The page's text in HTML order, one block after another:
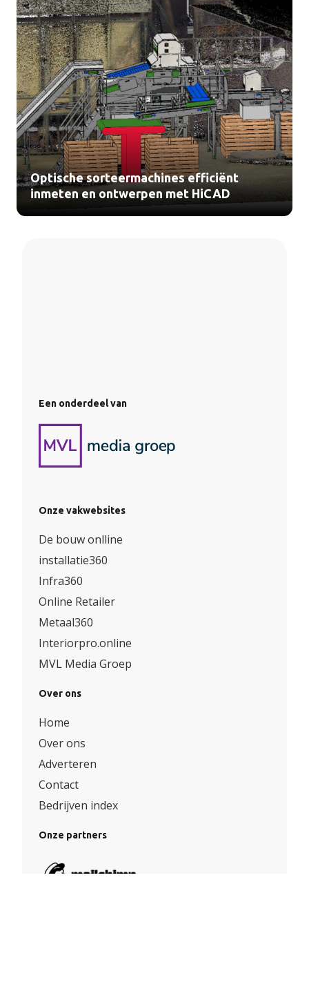
Optische sorteermachines efficiënt
inmeten en ontwerpen met HiCAD
Een onderdeel van
Onze vakwebsites
De bouw onlline
installatie360
Infra360
Online Retailer
Metaal360
Interiorpro.online
MVL Media Groep
Over ons
Home
Over ons
Adverteren
Contact
Bedrijven index
Onze partners